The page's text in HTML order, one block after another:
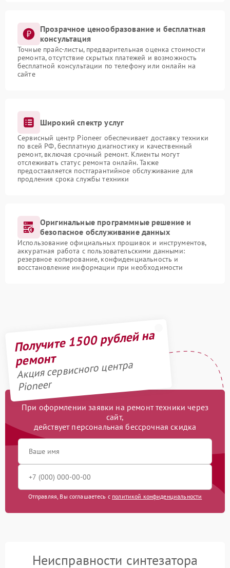
Прозрачное ценообразование и бесплатная
консультация
Точные прайс-листы, предварительная оценка стоимости
ремонта, отсутствие скрытых платежей и возможность
бесплатной консультации по телефону или онлайн на
сайте
Широкий спектр услуг
Сервисный центр Pioneer обеспечивает доставку техники
по всей РФ, бесплатную диагностику и качественный
ремонт, включая срочный ремонт. Клиенты могут
отслеживать статус ремонта онлайн. Также
предоставляется постгарантийное обслуживание для
продления срока службы техники
Оригинальные программные решение и
безопасное обслуживание данных
Использование официальных прошивок и инструментов,
аккуратная работа с пользовательскими данными:
резервное копирование, конфиденциальность и
восстановление информации при необходимости
Получите 1500 рублей на
ремонт
Акция сервисного центра
Pioneer
При оформлении заявки на ремонт техники через
сайт,
действует персональная бессрочная скидка
Отправляя, Вы соглашаетесь с политикой конфиденциальности
Неисправности синтезатора